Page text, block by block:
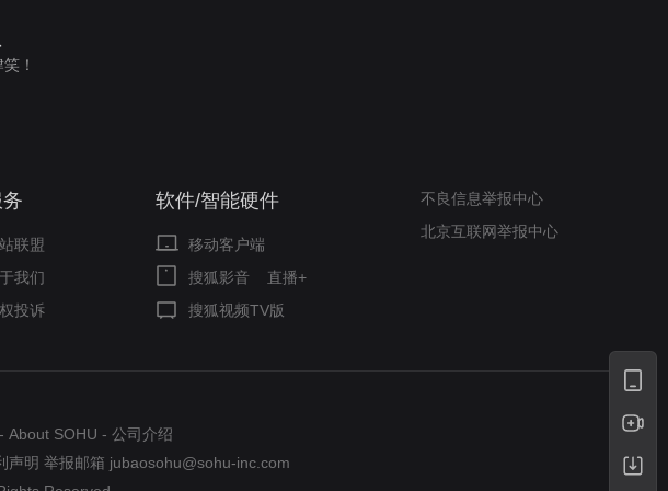
！
务
联盟
我们
投诉
软件/智能硬件
移动客户端
搜狐影音
直播+
搜狐视频TV版
不良信息举报中心
北京互联网举报中心
- About SOHU - 公司介绍
声明 举报邮箱 jubaosohu@sohu-inc.com